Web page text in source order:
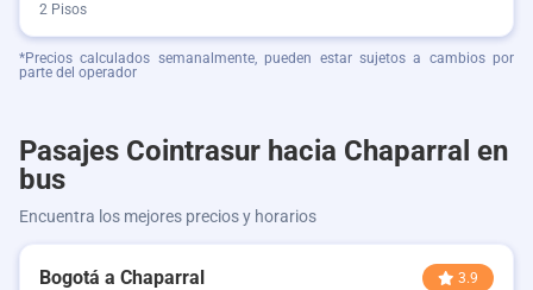
2 Pisos
*Precios calculados semanalmente, pueden estar sujetos a cambios por
parte del operador
Pasajes Cointrasur hacia Chaparral en
bus
Encuentra los mejores precios y horarios
Bogotá a Chaparral 3.9